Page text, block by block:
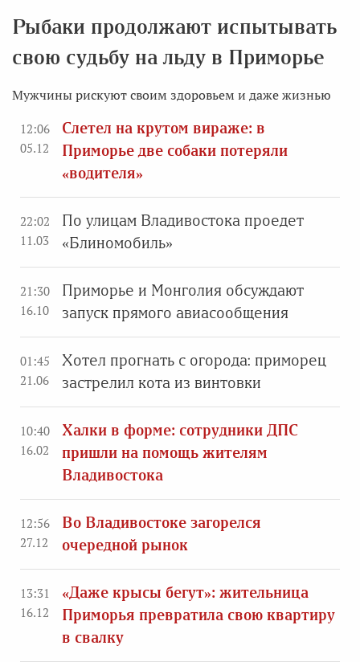
Рыбаки продолжают испытывать
свою судьбу на льду в Приморье
Мужчины рискуют своим здоровьем и даже жизнью
12:06
05.12
Слетел на крутом вираже: в
Приморье две собаки потеряли
«водителя»
22:02
11.03
По улицам Владивостока проедет
«Блиномобиль»
21:30
16.10
Приморье и Монголия обсуждают
запуск прямого авиасообщения
01:45
21.06
Хотел прогнать с огорода: приморец
застрелил кота из винтовки
10:40
16.02
Халки в форме: сотрудники ДПС
пришли на помощь жителям
Владивостока
12:56
27.12
Во Владивостоке загорелся
очередной рынок
13:31
16.12
«Даже крысы бегут»: жительница
Приморья превратила свою квартиру
в свалку